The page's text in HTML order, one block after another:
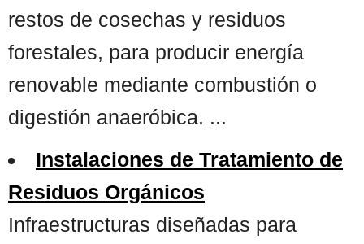
restos de cosechas y residuos
forestales, para producir energía
renovable mediante combustión o
digestión anaeróbica. ...
Instalaciones de Tratamiento de
Residuos Orgánicos
Infraestructuras diseñadas para